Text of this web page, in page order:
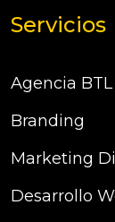
Servicios
Agencia BTL
Branding
Marketing
Desarrollo